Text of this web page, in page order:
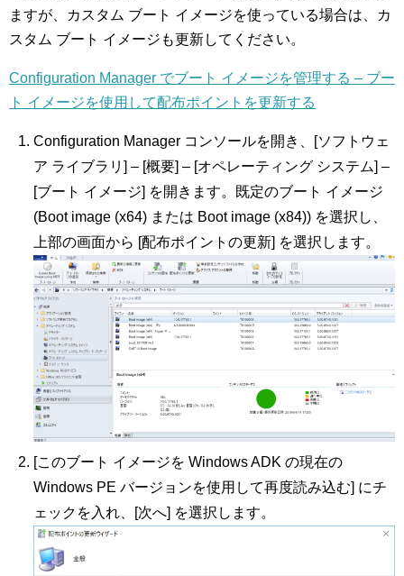
ますが、カスタム ブート イメージを使っている場合は、カ
スタム ブート イメージも更新してください。
Configuration Manager でブート イメージを管理する – ブー
ト イメージを使用して配布ポイントを更新する
Configuration Manager コンソールを開き、[ソフトウェ
ア ライブラリ] – [概要] – [オペレーティング システム] –
[ブート イメージ] を開きます。既定のブート イメージ
(Boot image (x64) または Boot image (x84)) を選択し、
上部の画面から [配布ポイントの更新] を選択します。
[このブート イメージを Windows ADK の現在の
Windows PE バージョンを使用して再度読み込む] にチ
ェックを入れ、[次へ] を選択します。